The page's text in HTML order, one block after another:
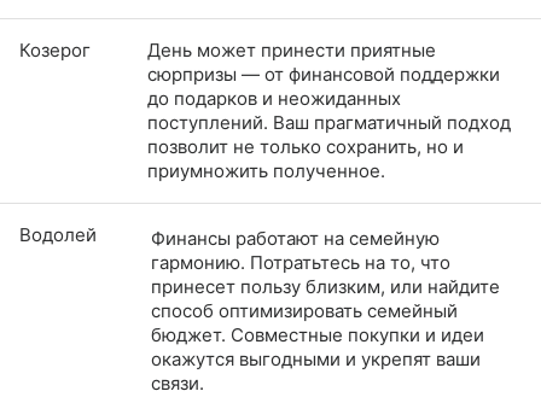
Козерог
День может принести приятные
сюрпризы — от финансовой поддержки
до подарков и неожиданных
поступлений. Ваш прагматичный подход
позволит не только сохранить, но и
приумножить полученное.
Водолей
Финансы работают на семейную
гармонию. Потратьтесь на то, что
принесет пользу близким, или найдите
способ оптимизировать семейный
бюджет. Совместные покупки и идеи
окажутся выгодными и укрепят ваши
связи.